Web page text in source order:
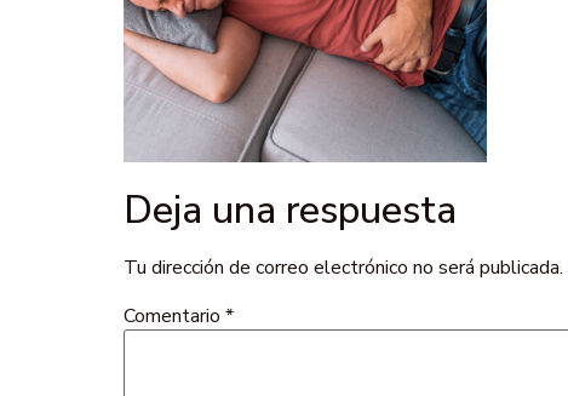
Deja una respuesta
Tu dirección de correo electrónico no será publicada.
Comentario *